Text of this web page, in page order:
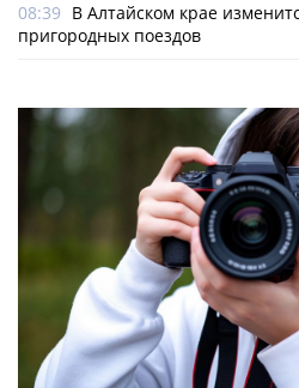
08:39 В Алтайском крае
пригородных поездов